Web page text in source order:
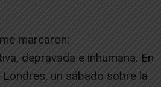
marcaron:
depravada e inhumana. En
un sábado sobre la